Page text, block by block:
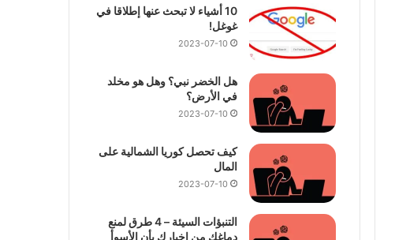
10 أشياء لا تبحث عنها إطلاقا في
غوغل!
2023-07-10
هل الخضر نبي؟ وهل هو مخلد
في الأرض؟
2023-07-10
كيف تحصل كوريا الشمالية على
المال
2023-07-10
التنبؤات السيئة – 4 طرق لمنع
دماغك من إخبارك بأن الأسوأ